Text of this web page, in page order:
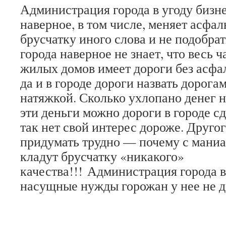
Администрация города в угоду
наверное, в том числе, меняет
брусчатку иного слова и не
города наверное не знает, что весь
жилых домов имеет дороги без
да и в городе дороги назвать
натяжкой. Сколько ухлопано денег
эти деньги можно дороги в городе
так нет свой интерес дороже.
придумать трудно — почему с
кладут брусчатку «никакого»
качества!!! Администрация города
насущные нужды горожан у нее не